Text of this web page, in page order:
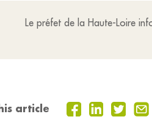
Le préfet de la Haute-Loire
article